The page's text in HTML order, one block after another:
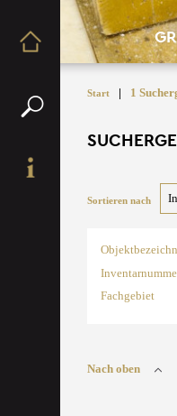
Start | 1
Sortieren nach
Fachgebiet
Nach oben